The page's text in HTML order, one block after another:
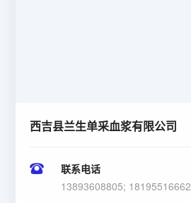
西吉县兰生单采血浆有限公司
联系电话
13893608805; 18195516662